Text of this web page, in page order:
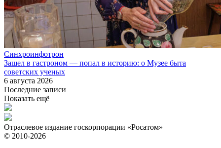
Синхроинфотрон
Зашел в гастроном — попал в историю: о Музее быта
советских ученых
6 августа 2026
Последние записи
Показать ещё
Отраслевое издание госкорпорации «Росатом»
© 2010-2026